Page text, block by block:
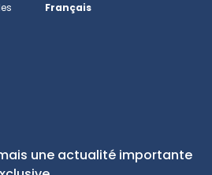
Français
une actualité importante